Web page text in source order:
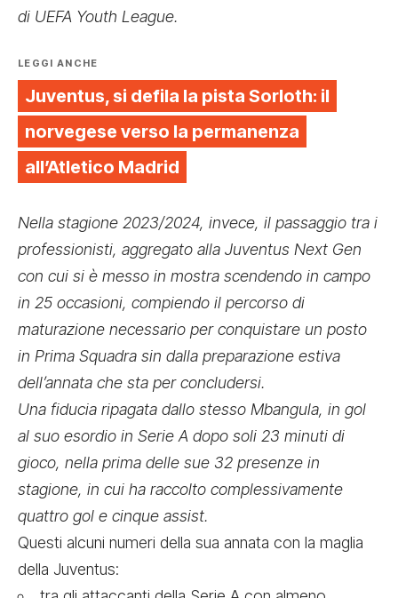
di UEFA Youth League.
LEGGI ANCHE
Juventus, si defila la pista Sorloth: il
norvegese verso la permanenza
all’Atletico Madrid
Nella stagione 2023/2024, invece, il passaggio tra i
professionisti, aggregato alla Juventus Next Gen
con cui si è messo in mostra scendendo in campo
in 25 occasioni, compiendo il percorso di
maturazione necessario per conquistare un posto
in Prima Squadra sin dalla preparazione estiva
dell’annata che sta per concludersi.
Una fiducia ripagata dallo stesso Mbangula, in gol
al suo esordio in Serie A dopo soli 23 minuti di
gioco, nella prima delle sue 32 presenze in
stagione, in cui ha raccolto complessivamente
quattro gol e cinque assist.
Questi alcuni numeri della sua annata con la maglia
della Juventus: